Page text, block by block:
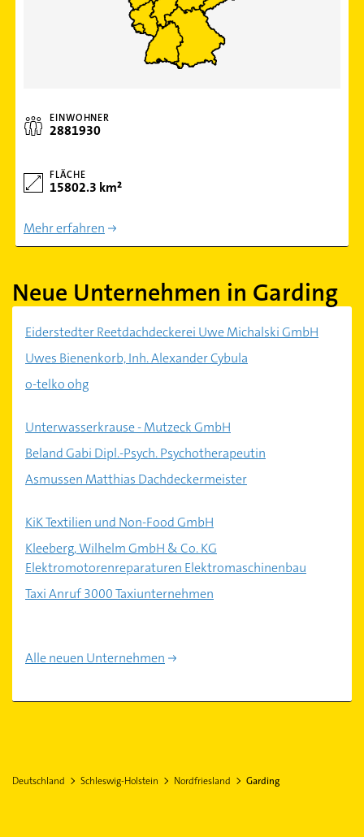
EINWOHNER
2881930
FLÄCHE
15802.3 km²
Mehr erfahren
Neue Unternehmen in Garding
Eiderstedter Reetdachdeckerei Uwe Michalski GmbH
Uwes Bienenkorb, Inh. Alexander Cybula
o-telko ohg
Unterwasserkrause - Mutzeck GmbH
Beland Gabi Dipl.-Psych. Psychotherapeutin
Asmussen Matthias Dachdeckermeister
KiK Textilien und Non-Food GmbH
Kleeberg, Wilhelm GmbH & Co. KG
Elektromotorenreparaturen Elektromaschinenbau
Taxi Anruf 3000 Taxiunternehmen
Alle neuen Unternehmen
Deutschland Schleswig-Holstein Nordfriesland Garding